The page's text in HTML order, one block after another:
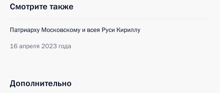
Смотрите также
Патриарху Московскому и всея Руси Кириллу
16 апреля 2023 года
Дополнительно